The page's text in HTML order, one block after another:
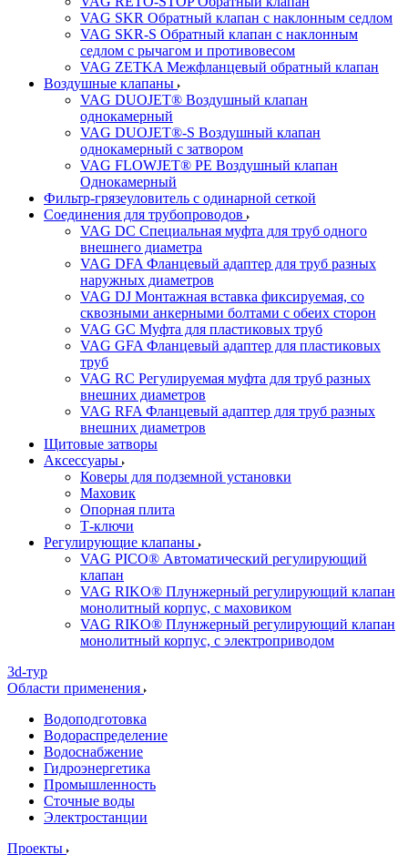
VAG SKR Обратный клапан с наклонным седлом
VAG SKR-S Обратный клапан с наклонным
седлом с рычагом и противовесом
VAG ZETKA Межфланцевый обратный клапан
Воздушные клапаны
VAG DUOJET® Воздушный клапан
однокамерный
VAG DUOJET®-S Воздушный клапан
однокамерный с затвором
VAG FLOWJET® PE Воздушный клапан
Однокамерный
Фильтр-грязеуловитель с одинарной сеткой
Соединения для трубопроводов
VAG DC Специальная муфта для труб одного
внешнего диаметра
VAG DFA Фланцевый адаптер для труб разных
наружных диаметров
VAG DJ Монтажная вставка фиксируемая, со
сквозными анкерными болтами с обеих сторон
VAG GC Муфта для пластиковых труб
VAG GFA Фланцевый адаптер для пластиковых
труб
VAG RC Регулируемая муфта для труб разных
внешних диаметров
VAG RFA Фланцевый адаптер для труб разных
внешних диаметров
Щитовые затворы
Аксессуары
Коверы для подземной установки
Маховик
Опорная плита
Т-ключи
Регулирующие клапаны
VAG PICO® Автоматический регулирующий
клапан
VAG RIKO® Плунжерный регулирующий клапан
монолитный корпус, с маховиком
VAG RIKO® Плунжерный регулирующий клапан
монолитный корпус, с электроприводом
3d-тур
Области применения
Водоподготовка
Водораспределение
Водоснабжение
Гидроэнергетика
Промышленность
Сточные воды
Электростанции
Проекты